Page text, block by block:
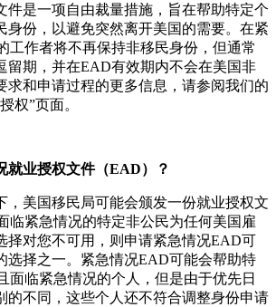
件是一项自由裁量措施，旨在帮助特定个
身份，以避免突然离开美国的需要。在紧
工作者将不再保持非移民身份，但通常
留期，并在EAD有效期内不会在美国非
求和申请过程的更多信息，请参阅我们的
权”页面。
就业授权文件（EAD）？
，美国移民局可能会颁发一份就业授权文
临紧急情况的特定非公民为任何美国雇
择对您不可用，则申请紧急情况EAD可
选择之一。紧急情况EAD可能会帮助特
面临紧急情况的个人，但是由于优先日
的不同，这些个人还不符合调整身份申请